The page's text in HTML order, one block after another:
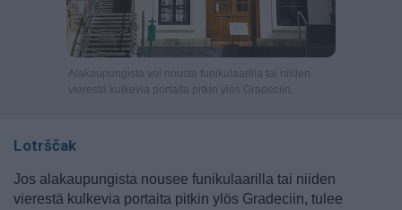
Alakaupungista voi nousta funikulaarilla tai niiden
vierestä kulkevia portaita pitkin ylös Gradeciin.
Lotrščak
Jos alakaupungista nousee funikulaarilla tai niiden
vierestä kulkevia portaita pitkin ylös Gradeciin, tulee